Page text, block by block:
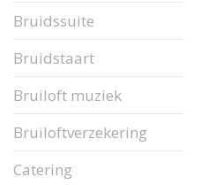
Bruidssuite
Bruidstaart
Bruiloft muziek
Bruiloftverzekering
Catering